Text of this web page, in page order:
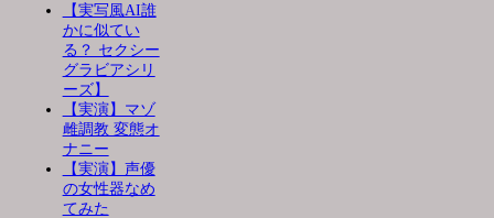
【実写風AI誰
かに似てい
る？ セクシー
グラビアシリ
ーズ】
【実演】マゾ
雌調教 変態オ
ナニー
【実演】声優
の女性器なめ
てみた